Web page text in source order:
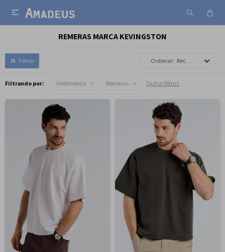

REMERAS MARCA KEVINGSTON
Recomendados
Filtrando por: Vestimenta Remeras Quitar filtros